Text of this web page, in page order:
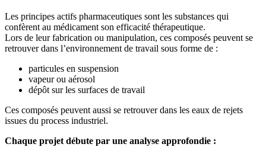
Les principes actifs pharmaceutiques sont les substances qui
confèrent au médicament son efficacité thérapeutique.
Lors de leur fabrication ou manipulation, ces composés peuvent se
retrouver dans l’environnement de travail sous forme de :
particules en suspension
vapeur ou aérosol
dépôt sur les surfaces de travail
Ces composés peuvent aussi se retrouver dans les eaux de rejets
issues du process industriel.
Chaque projet débute par une analyse approfondie :